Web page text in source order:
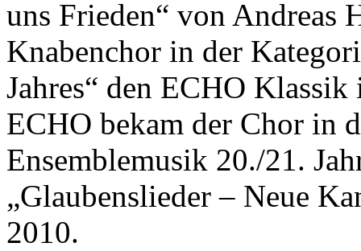
uns Frieden“ von Andreas
Knabenchor in der
Jahres“ den ECHO
ECHO bekam der Chor in
Ensemblemusik 20./21.
„Glaubenslieder – Neue
2010.